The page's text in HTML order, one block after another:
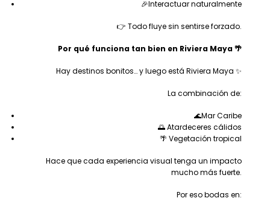
🎉Interactuar naturalmente
👉 Todo fluye sin sentirse forzado.
Por qué funciona tan bien en Riviera Maya 🌴
Hay destinos bonitos… y luego está Riviera Maya ✨
La combinación de:
🌊Mar Caribe
🌅 Atardeceres cálidos
🌴 Vegetación tropical
Hace que cada experiencia visual tenga un impacto
mucho más fuerte.
Por eso bodas en: